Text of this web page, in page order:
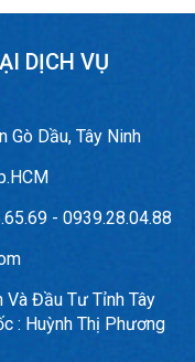
DỊCH VỤ
Gò Dầu, Tây Ninh
- 0939.28.04.88
Đầu Tư Tỉnh Tây
: Huỳnh Thị Phương